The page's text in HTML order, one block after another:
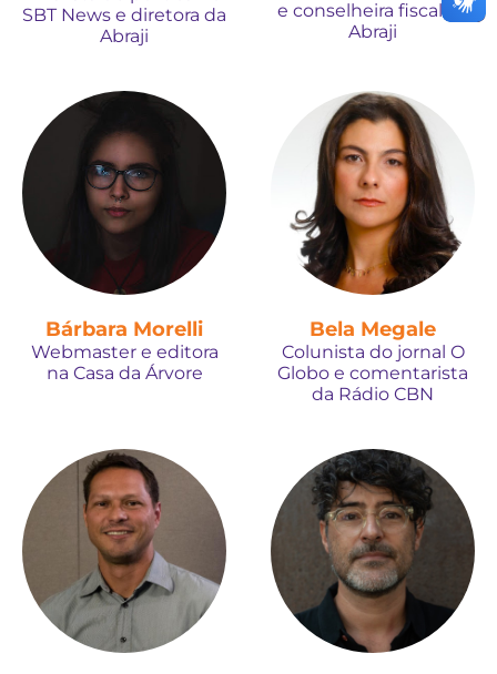
SBT News e diretora da
Abraji
e conselheira fiscal da
Abraji
Bárbara Morelli
Webmaster e editora
na Casa da Árvore
Bela Megale
Colunista do jornal O
Globo e comentarista
da Rádio CBN